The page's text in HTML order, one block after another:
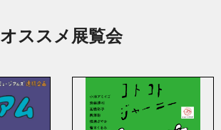
オススメ展覧会